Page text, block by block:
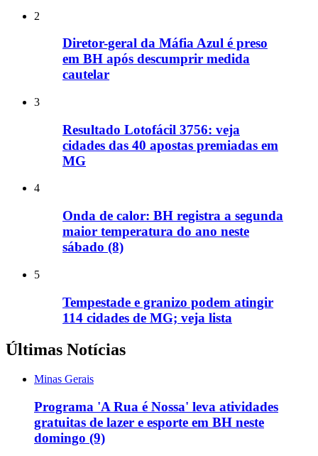
2
Diretor-geral da Máfia Azul é preso
em BH após descumprir medida
cautelar
3
Resultado Lotofácil 3756: veja
cidades das 40 apostas premiadas em
MG
4
Onda de calor: BH registra a segunda
maior temperatura do ano neste
sábado (8)
5
Tempestade e granizo podem atingir
114 cidades de MG; veja lista
Últimas Notícias
Minas Gerais
Programa 'A Rua é Nossa' leva atividades
gratuitas de lazer e esporte em BH neste
domingo (9)